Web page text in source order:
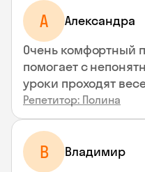
A Aлександра
Очень комфортный
помогает с
уроки проходят
Репетитор: Полина
В Владимир